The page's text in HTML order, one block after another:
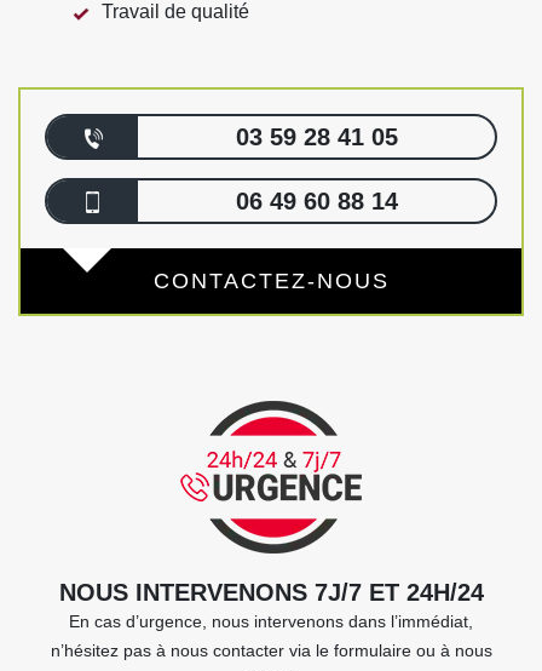
Travail de qualité
03 59 28 41 05
06 49 60 88 14
CONTACTEZ-NOUS
NOUS INTERVENONS 7J/7 ET 24H/24
En cas d’urgence, nous intervenons dans l’immédiat,
n’hésitez pas à nous contacter via le formulaire ou à nous